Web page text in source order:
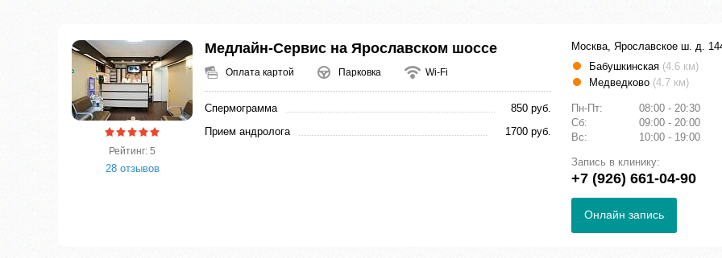
Рейтинг: 5
28 отзывов
Медлайн-Сервис на Ярославском шоссе
Оплата картой Парковка Wi-Fi
Спермограмма
850 руб.
Прием андролога
1700 руб.
Москва, Ярославское ш. д.
Бабушкинская (4.6 км)
Медведково (4.7 км)
Пн-Пт:
08:00 - 20:30
Сб:
09:00 - 20:00
Вс:
10:00 - 19:00
Запись в клинику:
+7 (926) 661-04-90
Онлайн запись